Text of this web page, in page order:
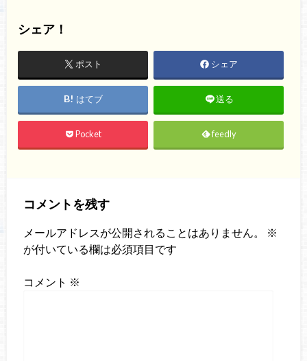
シェア！
ポスト シェア
はてブ 送る
Pocket feedly
コメントを残す
メールアドレスが公開されることはありません。
※
が付いている欄は必須項目です
コメント ※